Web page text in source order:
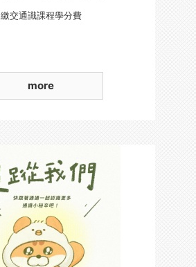
繳交通識課程學分費
more